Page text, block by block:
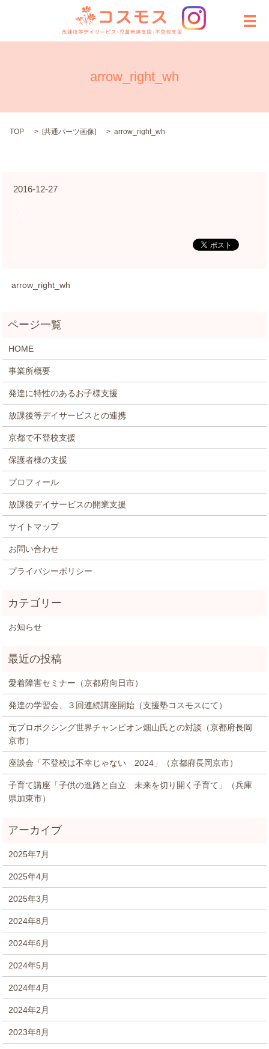
メ
arrow_right_wh
TOP [共通パーツ画像] arrow_right_wh
2016-12-27
arrow_right_wh
HOME
事業所概要
発達に特性のあるお子様支援
放課後等デイサービスとの連携
京都で不登校支援
保護者様の支援
プロフィール
放課後デイサービスの開業支援
サイトマップ
お問い合わせ
プライバシーポリシー
お知らせ
愛着障害セミナー（京都府向日市）
発達の学習会、３回連続講座開始（支援塾コスモスにて）
元プロボクシング世界チャンピオン畑山氏との対談（京都府長岡
京市）
座談会「不登校は不幸じゃない 2024」（京都府長岡京市）
子育て講座「子供の進路と自立 未来を切り開く子育て」（兵庫
県加東市）
2025年7月
2025年4月
2025年3月
2024年8月
2024年6月
2024年5月
2024年4月
2024年2月
2023年8月